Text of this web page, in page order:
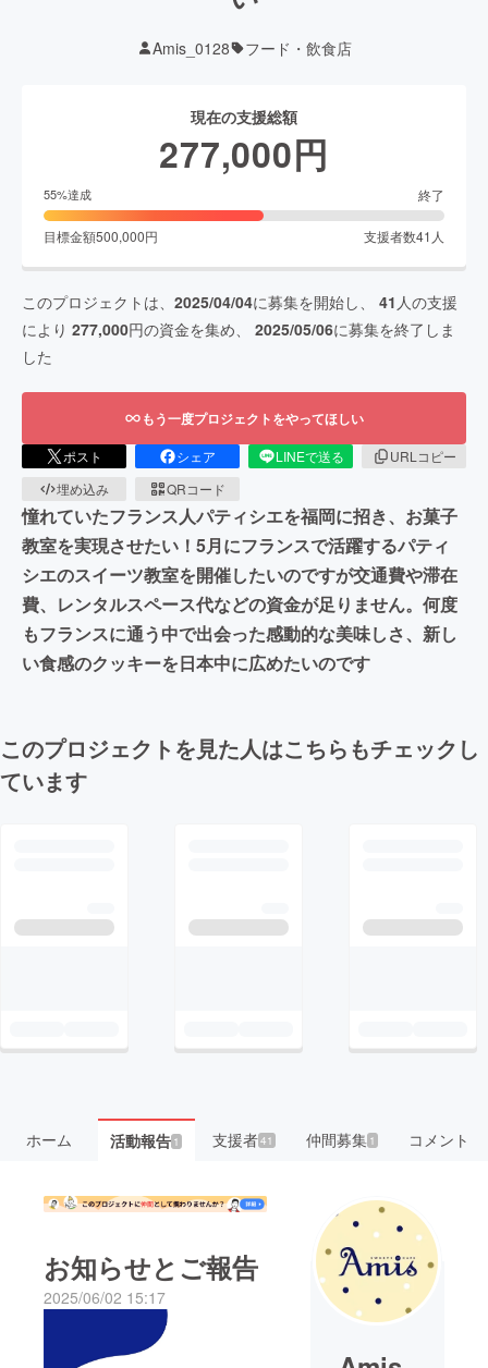
Amis_0128 フード・飲食店
現在の支援総額
277,000円
55%達成 終了
目標金額500,000円 支援者数41 人
このプロジェクトは、 2025/04/04に募集を開始し、 41 人の支援
により 277,000円の資金を集め、 2025/05/06に募集を終了しま
した
もう一度プロジェクトをやってほしい
ポスト シェア LINEで送る
URLコピー
埋め込み
QRコード
憧れていたフランス人パティシエを福岡に招き、お菓子
教室を実現させたい！5月にフランスで活躍するパティ
シエのスイーツ教室を開催したいのですが交通費や滞在
費、レンタルスペース代などの資金が足りません。何度
もフランスに通う中で出会った感動的な美味しさ、新し
い食感のクッキーを日本中に広めたいのです
このプロジェクトを見た人はこちらもチェックし
ています
ホーム 活動報告1 支援者41 仲間募集 1 コメント
お知らせとご報告
2025/06/02 15:17